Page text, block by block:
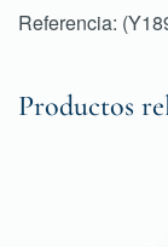
Referencia:
Productos